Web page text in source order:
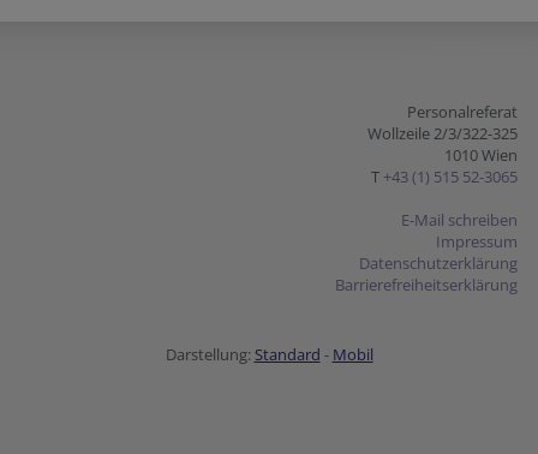
Personalreferat
Wollzeile 2/3/322-325
1010 Wien
T +43 (1) 515 52-3065
E-Mail schreiben
Impressum
Datenschutzerklärung
Barrierefreiheitserklärung
Darstellung: Standard - Mobil